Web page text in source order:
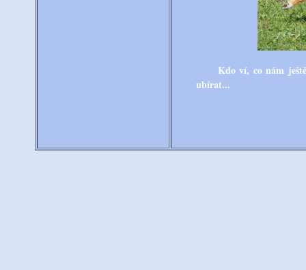
Kdo ví, co nám ještě
ubírat...